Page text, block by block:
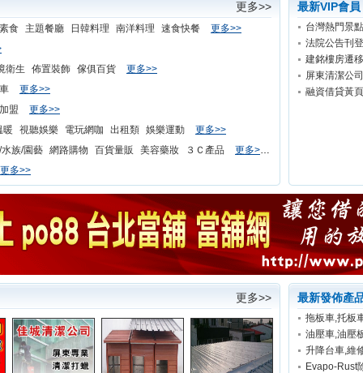
更多>>
食 主題餐廳 日韓料理 南洋料理 速食快餐
更多>>
衛生 佈置裝飾 傢俱百貨
更多>>
更多>>
盟
更多>>
暖 視聽娛樂 電玩網咖 出租類 娛樂運動
更多>>
族/園藝 網路購物 百貨量販 美容藥妝 ３Ｃ產品
更多>>
更多>>
最新VIP會員
法院公告刊
建銘樓房遷移
屏東清潔公
融資借貸黃頁
更多>> 最新發佈產
拖板車,托板
油壓車,油壓
升降台車,維
Evapo-Rust